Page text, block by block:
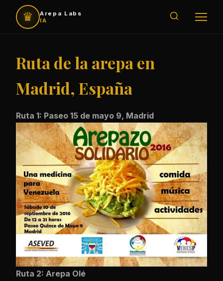
♛
Arepa Labs
IA
Ruta de la arepa en
Madrid, España
Ruta 1: Paseo 15 de mayo 9, Madrid
Ruta 2: Arepa Olé